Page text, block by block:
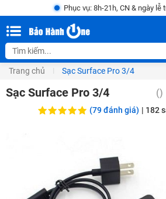
Phục vụ: 8h-21h, CN & ngày lễ
Trang chủ Sạc Surface Pro 3/4
Sạc Surface Pro 3/4 ()
(79 đánh giá) | 182